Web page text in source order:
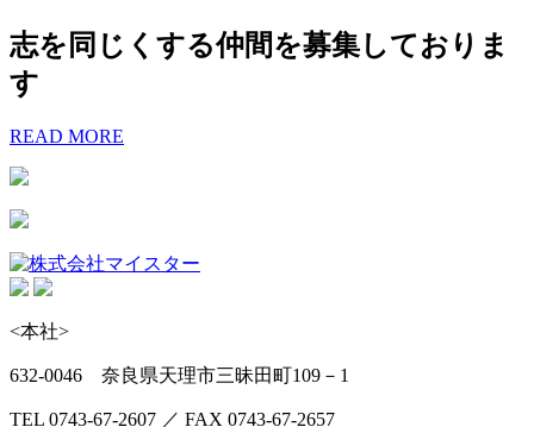
志を同じくする仲間を募集しておりま
す
READ MORE
<本社>
632-0046 奈良県天理市三昧田町109－1
TEL 0743-67-2607 ／ FAX 0743-67-2657